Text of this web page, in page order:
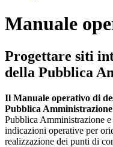
Manuale
Progettare siti
della Pubblica
Il Manuale operativo di
Pubblica Amministrazione
Pubblica Amministrazione
indicazioni operative per
realizzazione dei punti di